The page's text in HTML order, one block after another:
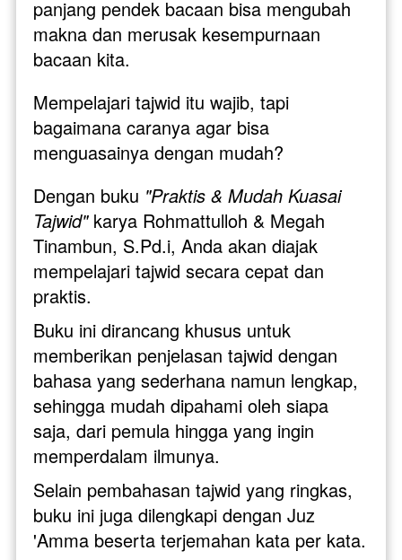
panjang pendek bacaan bisa mengubah
makna dan merusak kesempurnaan
bacaan kita.
Mempelajari tajwid itu wajib, tapi
bagaimana caranya agar bisa
menguasainya dengan mudah?
Dengan buku "Praktis & Mudah Kuasai
Tajwid" karya Rohmattulloh & Megah
Tinambun, S.Pd.i, Anda akan diajak
mempelajari tajwid secara cepat dan
praktis.
Buku ini dirancang khusus untuk
memberikan penjelasan tajwid dengan
bahasa yang sederhana namun lengkap,
sehingga mudah dipahami oleh siapa
saja, dari pemula hingga yang ingin
memperdalam ilmunya.
Selain pembahasan tajwid yang ringkas,
buku ini juga dilengkapi dengan Juz